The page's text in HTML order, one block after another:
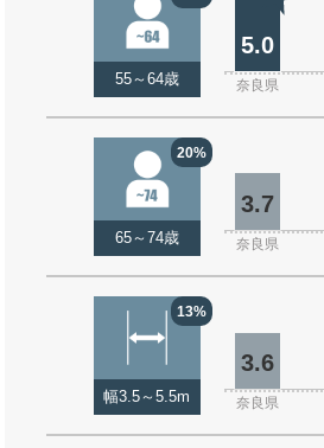
55～64歳
5.0
奈良県
20%
65～74歳
3.7
奈良県
13%
幅3.5～5.5m
3.6
奈良県